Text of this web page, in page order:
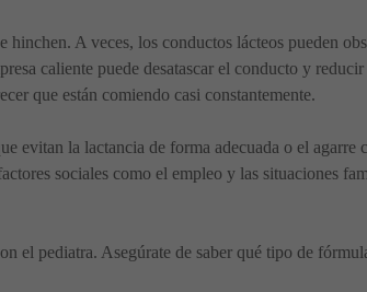
A veces, los conductos lácteos pueden
caliente puede desatascar el conducto y
que están comiendo casi constantemente.
evitan la lactancia de forma adecuada o el agarre
sociales como el empleo y las situaciones
el pediatra. Asegúrate de saber qué tipo de